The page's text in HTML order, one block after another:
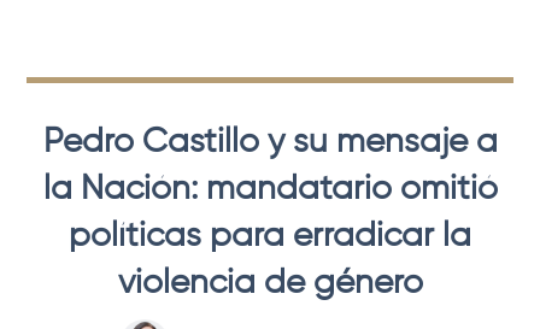
Pedro Castillo y su mensaje a
la Nación: mandatario omitió
políticas para erradicar la
violencia de género